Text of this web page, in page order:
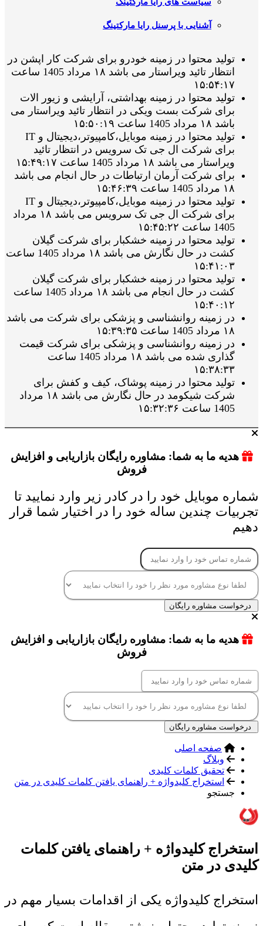
سیاست های رایا مارکتینگ
آشنایی با پرسنل رایا مارکتینگ
تولید محتوا در زمینه خودرو برای شرکت کار اپشن در
انتظار تائید ویراستار می باشد ۱۸ مرداد 1405 ساعت
۱۵:۵۴:۱۷
تولید محتوا در زمینه بهداشتی، آرایشی و زیور الات
برای شرکت بست ویکی در انتظار تائید ویراستار می
باشد ۱۸ مرداد 1405 ساعت ۱۵:۵۰:۱۹
تولید محتوا در زمینه موبایل،کامپیوتر،دیجیتال و IT
برای شرکت ال جی تک سرویس در انتظار تائید
ویراستار می باشد ۱۸ مرداد 1405 ساعت ۱۵:۴۹:۱۷
برای شرکت آرمان ارتباطات در حال انجام می باشد
۱۸ مرداد 1405 ساعت ۱۵:۴۶:۳۹
تولید محتوا در زمینه موبایل،کامپیوتر،دیجیتال و IT
برای شرکت ال جی تک سرویس می باشد ۱۸ مرداد
1405 ساعت ۱۵:۴۵:۲۲
تولید محتوا در زمینه خشکبار برای شرکت گیلان
کشت در حال نگارش می باشد ۱۸ مرداد 1405 ساعت
۱۵:۴۱:۰۳
تولید محتوا در زمینه خشکبار برای شرکت گیلان
کشت در حال انجام می باشد ۱۸ مرداد 1405 ساعت
۱۵:۴۰:۱۲
در زمینه روانشناسی و پزشکی برای شرکت می باشد
۱۸ مرداد 1405 ساعت ۱۵:۳۹:۳۵
در زمینه روانشناسی و پزشکی برای شرکت قیمت
گذاری شده می باشد ۱۸ مرداد 1405 ساعت
۱۵:۳۸:۳۳
تولید محتوا در زمینه پوشاک، کیف و کفش برای
شرکت شیکومد در حال نگارش می باشد ۱۸ مرداد
1405 ساعت ۱۵:۳۲:۳۶
هدیه ما به شما: مشاوره رایگان بازاریابی و افزایش
فروش
شماره موبایل خود را در کادر زیر وارد نمایید تا
تجربیات چندین ساله خود را در اختیار شما قرار
دهیم
درخواست مشاوره رایگان
هدیه ما به شما: مشاوره رایگان بازاریابی و افزایش
فروش
درخواست مشاوره رایگان
صفحه اصلی
وبلاگ
تحقیق کلمات کلیدی
استخراج کلیدواژه + راهنمای یافتن کلمات کلیدی در متن
جستجو
استخراج کلیدواژه + راهنمای یافتن کلمات
کلیدی در متن
استخراج کلیدواژه یکی از اقدامات بسیار مهم در